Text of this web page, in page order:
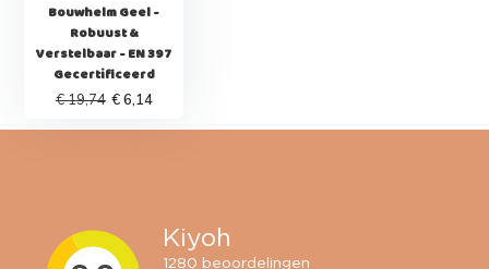
Bouwhelm Geel -
Robuust &
Verstelbaar - EN 397
Gecertificeerd
€ 19,74 € 6,14